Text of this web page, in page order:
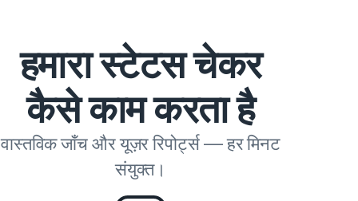
हमारा स्टेटस चेकर
कैसे काम करता है
वास्तविक जाँच और यूज़र रिपोर्ट्स — हर मिनट
संयुक्त।